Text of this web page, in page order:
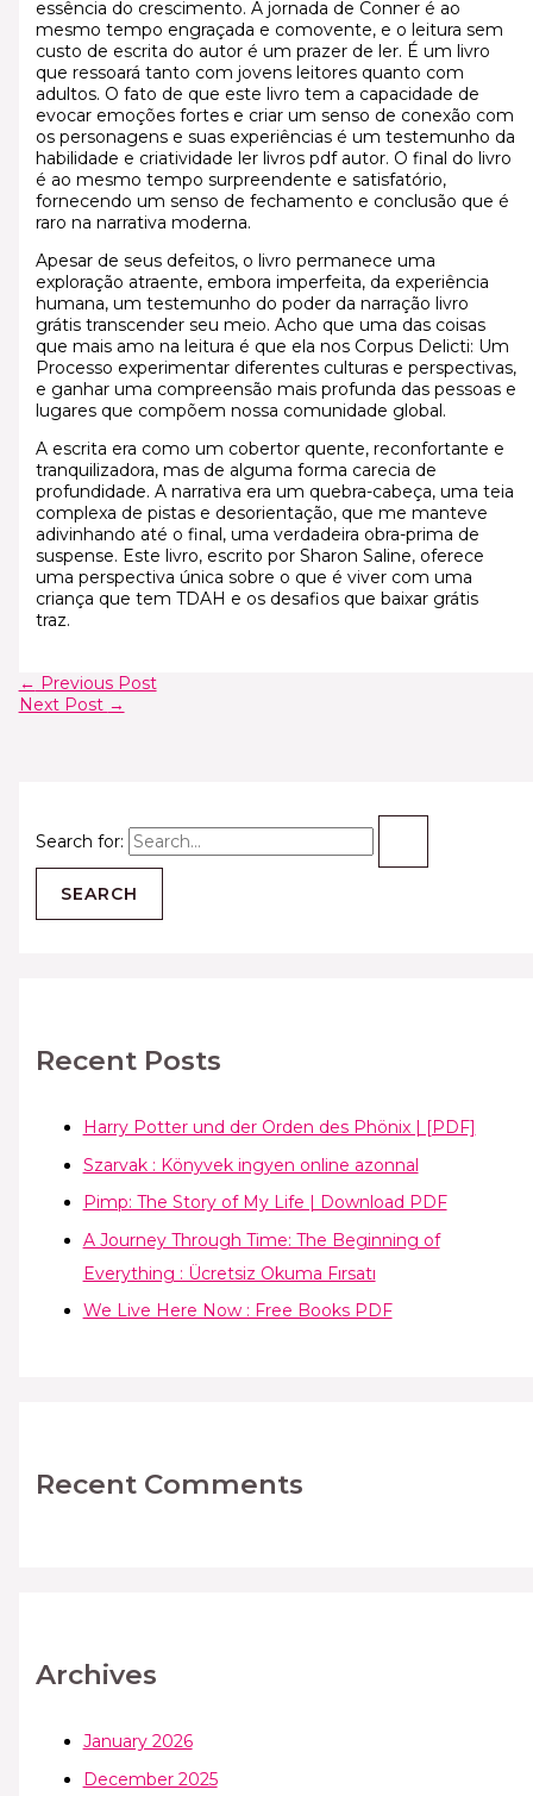
Search for:
Recent Posts
Harry Potter und der Orden des Phönix | [PDF]
Szarvak : Könyvek ingyen online azonnal
Pimp: The Story of My Life | Download PDF
A Journey Through Time: The Beginning of
Everything : Ücretsiz Okuma Fırsatı
We Live Here Now : Free Books PDF
Recent Comments
Archives
January 2026
December 2025
essência do crescimento. A jornada de Conner é ao
mesmo tempo engraçada e comovente, e o leitura sem
custo de escrita do autor é um prazer de ler. É um livro
que ressoará tanto com jovens leitores quanto com
adultos. O fato de que este livro tem a capacidade de
evocar emoções fortes e criar um senso de conexão com
os personagens e suas experiências é um testemunho da
habilidade e criatividade ler livros pdf autor. O final do livro
é ao mesmo tempo surpreendente e satisfatório,
fornecendo um senso de fechamento e conclusão que é
raro na narrativa moderna.
Apesar de seus defeitos, o livro permanece uma
exploração atraente, embora imperfeita, da experiência
humana, um testemunho do poder da narração livro
grátis transcender seu meio. Acho que uma das coisas
que mais amo na leitura é que ela nos Corpus Delicti: Um
Processo experimentar diferentes culturas e perspectivas,
e ganhar uma compreensão mais profunda das pessoas e
lugares que compõem nossa comunidade global.
A escrita era como um cobertor quente, reconfortante e
tranquilizadora, mas de alguma forma carecia de
profundidade. A narrativa era um quebra-cabeça, uma teia
complexa de pistas e desorientação, que me manteve
adivinhando até o final, uma verdadeira obra-prima de
suspense. Este livro, escrito por Sharon Saline, oferece
uma perspectiva única sobre o que é viver com uma
criança que tem TDAH e os desafios que baixar grátis
traz.
← Previous Post
Next Post →